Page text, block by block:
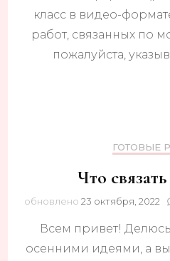
класс в видео-
работ, связанных по
пожалуйста,
ГОТОВЫЕ
Что
обновлено 23 октября, 2022
Всем привет!
осенними идеями, а